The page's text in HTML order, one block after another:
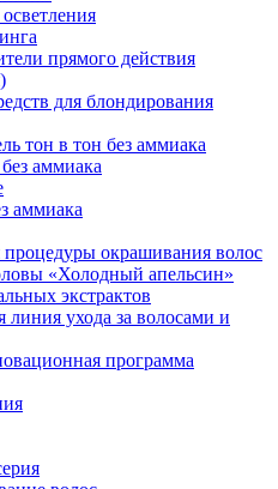
прямого действия
для блондирования
тон в тон без аммиака
аммиака
аммиака
процедуры окрашивания волос
«Холодный апельсин»
экстрактов
линия ухода за волосами и
программа